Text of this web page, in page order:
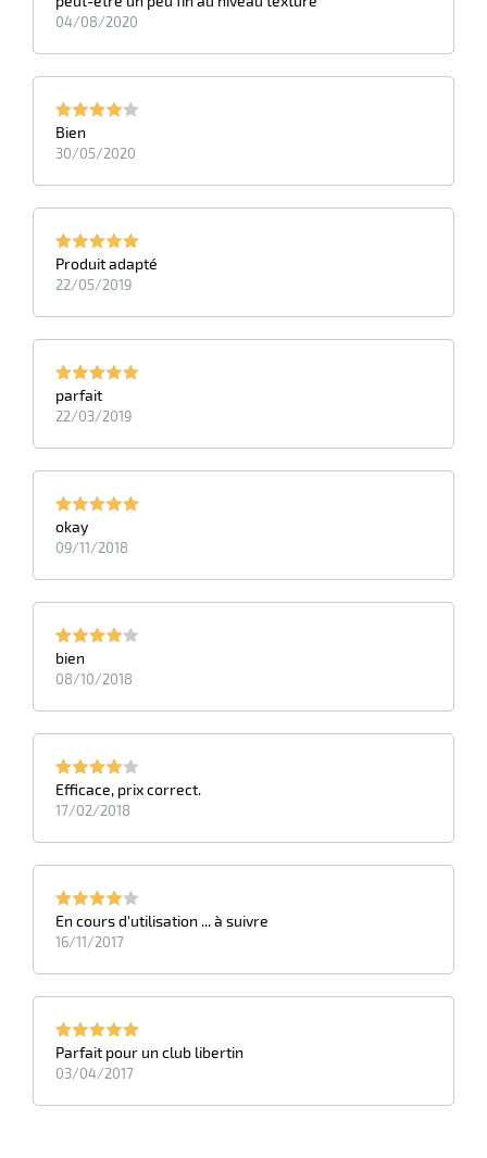
04/08/2020
Bien
30/05/2020
Produit adapté
22/05/2019
parfait
22/03/2019
okay
09/11/2018
bien
08/10/2018
Efficace, prix correct.
17/02/2018
En cours d'utilisation ... à suivre
16/11/2017
Parfait pour un club libertin
03/04/2017